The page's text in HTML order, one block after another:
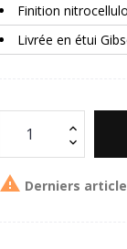
Finition
Livrée en étui
 Derniers